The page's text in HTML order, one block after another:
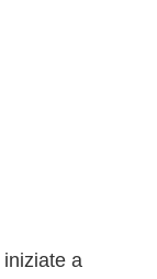
iniziate a